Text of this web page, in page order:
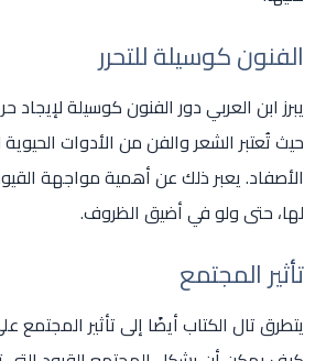
الفنون كوسيلة للتحرر
يبرز ابن العربي دور الفنون كوسيلة لإيجاد
حيث تُعتبر الشعر والفن من الأدوات الحيوية
الأصفاد. يعبر ذلك عن أهمية مواجهة
لها، حتى ولو في أضيق الظروف.
تأثير المجتمع
يتطرق تال الكتاب أيضًا إلى تأثير المجتمع